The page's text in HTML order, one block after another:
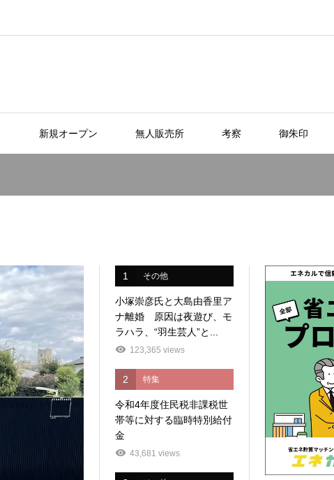
新規オープン 無人販売所 考察 御朱印
1 その他
小塚崇彦氏と大島由香里ア
ナ離婚 原因は夜遊び、モ
ラハラ、“羽生芸人”と...
123,365 views
2 特集
令和4年度住民税非課税世
帯等に対する臨時特別給付
金
43,681 views